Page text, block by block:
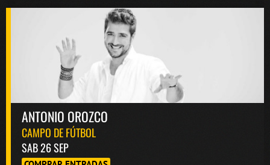
ANTONIO OROZCO
CAMPO DE FÚTBOL
SAB 26 SEP